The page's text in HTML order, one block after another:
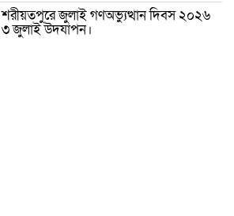
শরীয়তপুরে জুলাই গণঅভ্যুত্থান দিবস ২০২৬
৩ জুলাই উদযাপন।